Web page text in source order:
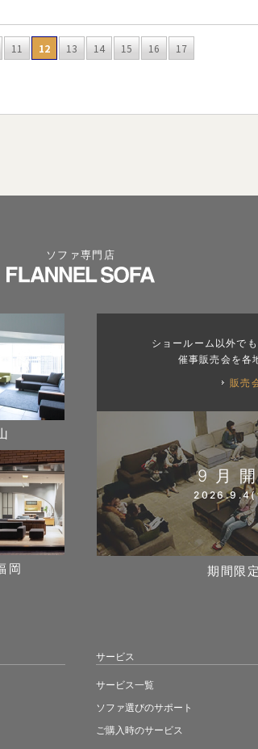
11 12 13 14 15 16
17
ソファ専門店
岡
ショールーム以外で
催事販売会を各
販売
9月
期間限
サービス
サービス一覧
ソファ選びのサポート
ご購入時のサービス